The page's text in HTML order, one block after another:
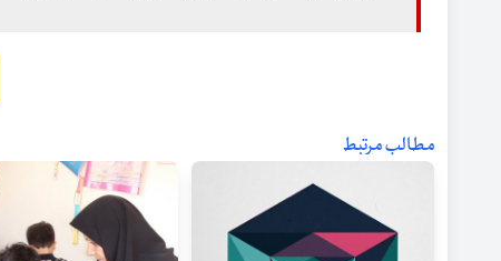
مطالب مرتبط